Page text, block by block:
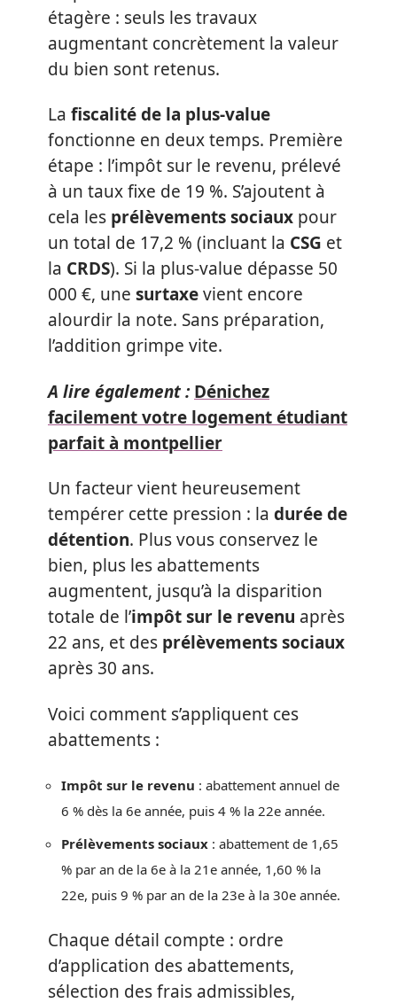
étagère : seuls les travaux
augmentant concrètement la valeur
du bien sont retenus.
La fiscalité de la plus-value
fonctionne en deux temps. Première
étape : l’impôt sur le revenu, prélevé
à un taux fixe de 19 %. S’ajoutent à
cela les prélèvements sociaux pour
un total de 17,2 % (incluant la CSG et
la CRDS). Si la plus-value dépasse 50
000 €, une surtaxevient encore
alourdir la note. Sans préparation,
l’addition grimpe vite.
A lire également : Dénichez
facilement votre logement étudiant
parfait à montpellier
Un facteur vient heureusement
tempérer cette pression : la durée de
détention. Plus vous conservez le
bien, plus les abattements
augmentent, jusqu’à la disparition
totale de l’impôt sur le revenu après
22 ans, et des prélèvements sociaux
après 30 ans.
Voici comment s’appliquent ces
abattements :
Impôt sur le revenu : abattement annuel de
6 % dès la 6e année, puis 4 % la 22e année.
Prélèvements sociaux : abattement de 1,65
% par an de la 6e à la 21e année, 1,60 % la
22e, puis 9 % par an de la 23e à la 30e année.
Chaque détail compte : ordre
d’application des abattements,
sélection des frais admissibles,